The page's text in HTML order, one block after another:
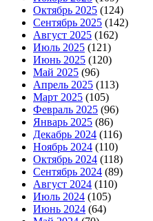
Октябрь 2025 (124)
Сентябрь 2025 (142)
Август 2025 (162)
Июль 2025 (121)
Июнь 2025 (120)
Май 2025 (96)
Апрель 2025 (113)
Март 2025 (105)
Февраль 2025 (96)
Январь 2025 (86)
Декабрь 2024 (116)
Ноябрь 2024 (110)
Октябрь 2024 (118)
Сентябрь 2024 (89)
Август 2024 (110)
Июль 2024 (105)
Июнь 2024 (64)